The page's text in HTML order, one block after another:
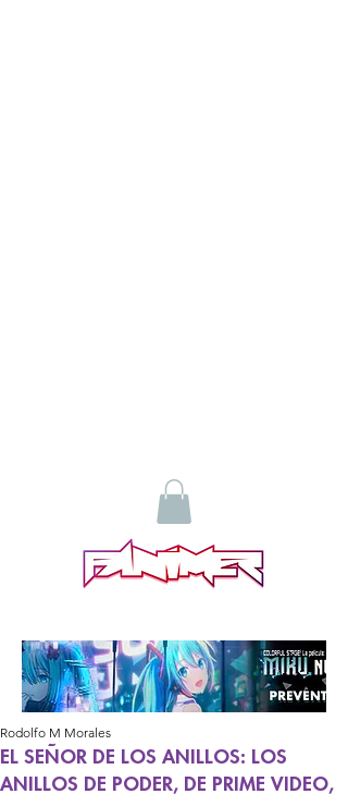
EL SEÑOR DE LOS ANILLOS: LOS
ANILLOS DE PODER, DE PRIME VIDEO,
Rodolfo M Morales